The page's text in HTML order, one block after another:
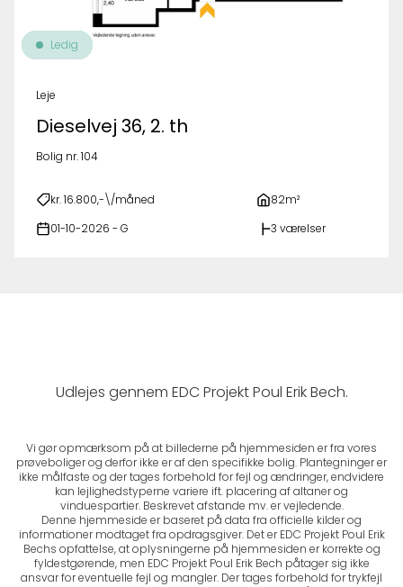
Ledig
Leje
Dieselvej 36, 2. th
Bolig nr. 104
kr. 16.800,-\/måned 82m²
01-10-2026 - G 3 værelser
Udlejes gennem EDC Projekt Poul Erik Bech.
Vi gør opmærksom på at billederne på hjemmesiden er fra vores
prøveboliger og derfor ikke er af den specifikke bolig. Plantegninger er
ikke målfaste og der tages forbehold for fejl og ændringer, endvidere
kan lejlighedstyperne variere ift. placering af altaner og
vinduespartier. Beskrevet afstande mv. er vejledende.
Denne hjemmeside er baseret på data fra officielle kilder og
informationer modtaget fra opdragsgiver. Det er EDC Projekt Poul Erik
Bechs opfattelse, at oplysningerne på hjemmesiden er korrekte og
fyldestgørende, men EDC Projekt Poul Erik Bech påtager sig ikke
ansvar for eventuelle fejl og mangler. Der tages forbehold for trykfejl